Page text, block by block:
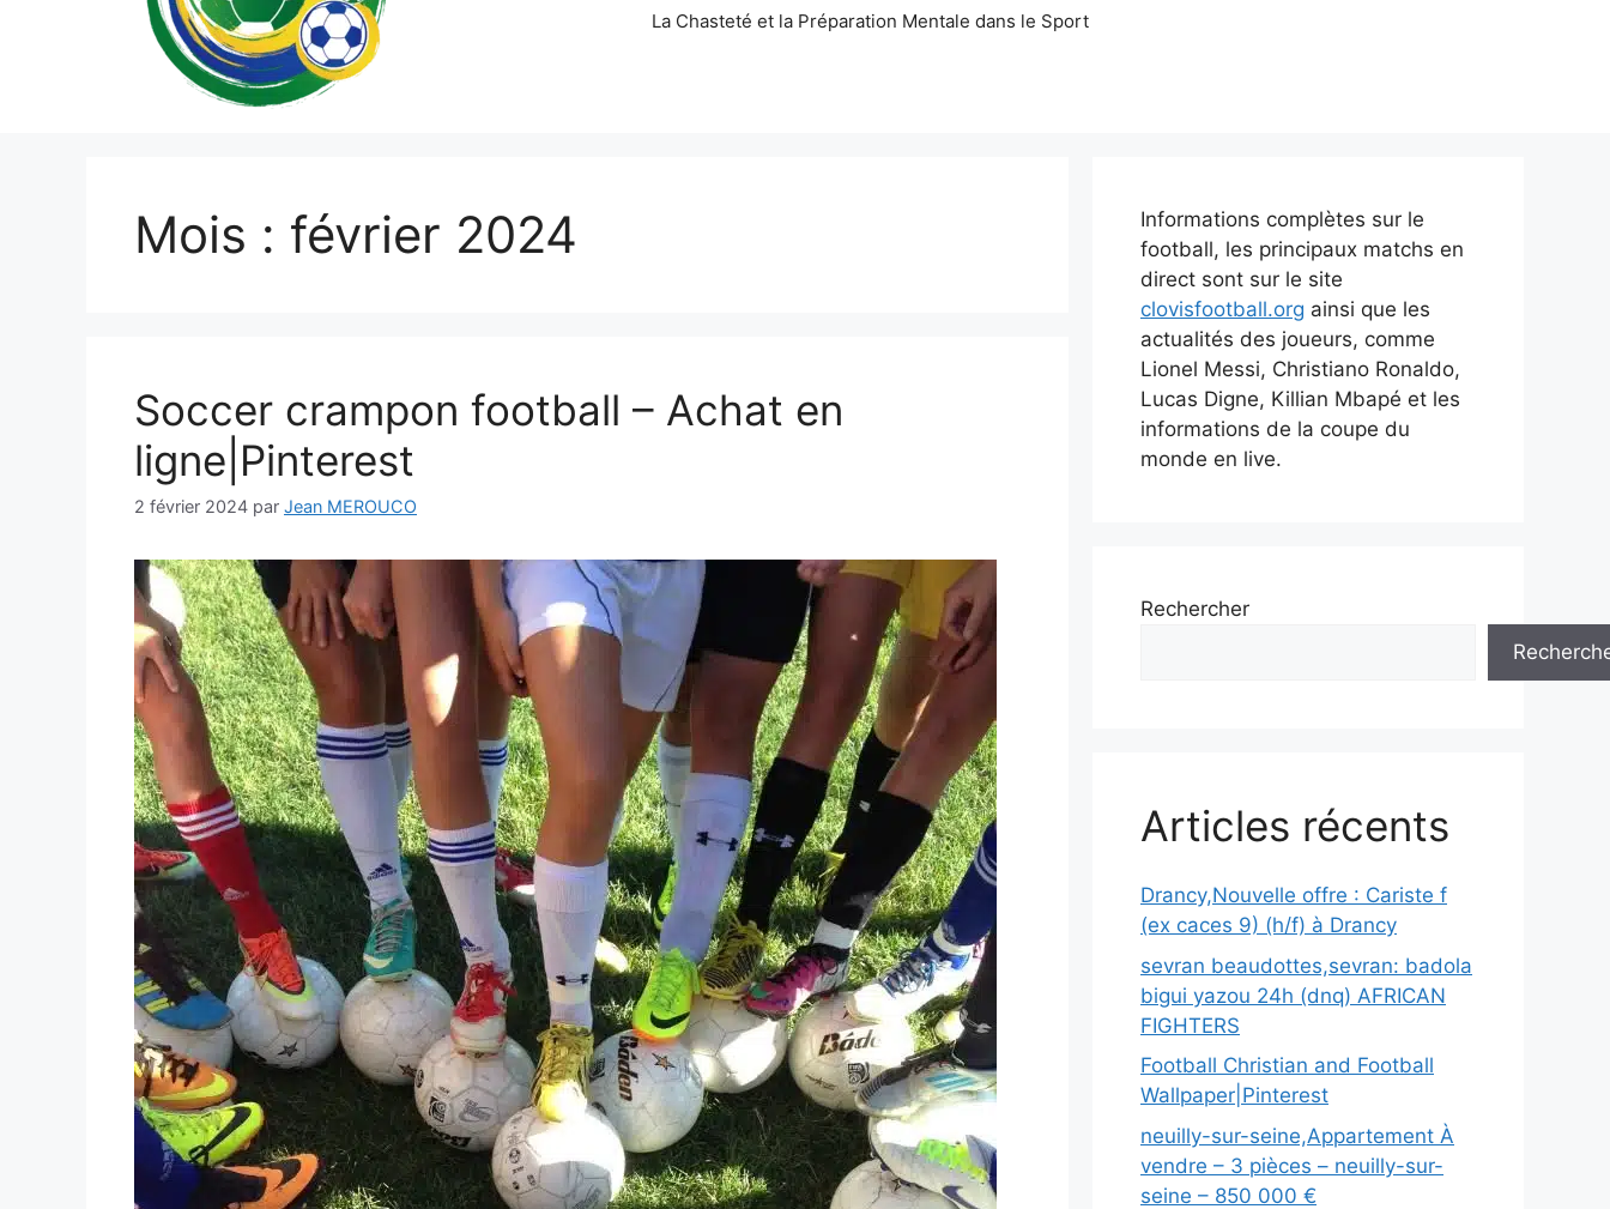
La Chasteté et la Préparation Mentale dans le Sport
Mois : février 2024
Soccer crampon football – Achat en
ligne|Pinterest
2 février 2024 par Jean MEROUCO
Informations complètes sur le
football, les principaux matchs en
direct sont sur le site
clovisfootball.org ainsi que les
actualités des joueurs, comme
Lionel Messi, Christiano Ronaldo,
Lucas Digne, Killian Mbapé et les
informations de la coupe du
monde en live.
Rechercher
Articles récents
Drancy,Nouvelle offre : Cariste f
(ex caces 9) (h/f) à Drancy
sevran beaudottes,sevran: badola
bigui yazou 24h (dnq) AFRICAN
FIGHTERS
Football Christian and Football
Wallpaper|Pinterest
neuilly-sur-seine,Appartement À
vendre – 3 pièces – neuilly-sur-
seine – 850 000 €